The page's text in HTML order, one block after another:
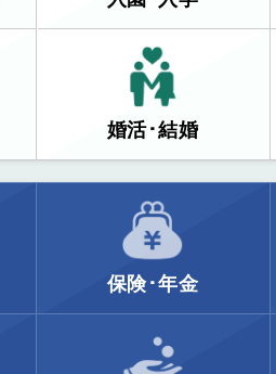
婚活･結婚
保険･年金